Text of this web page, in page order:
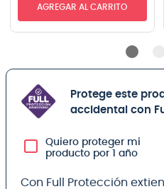
AGREGAR AL CARRITO
Protege este
accidental con
Quiero proteger mi
producto por 1 año
Con Full Protección